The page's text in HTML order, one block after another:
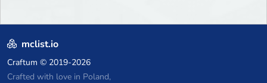
mclist.io
Craftum © 2019-2026
Crafted with love in Poland,